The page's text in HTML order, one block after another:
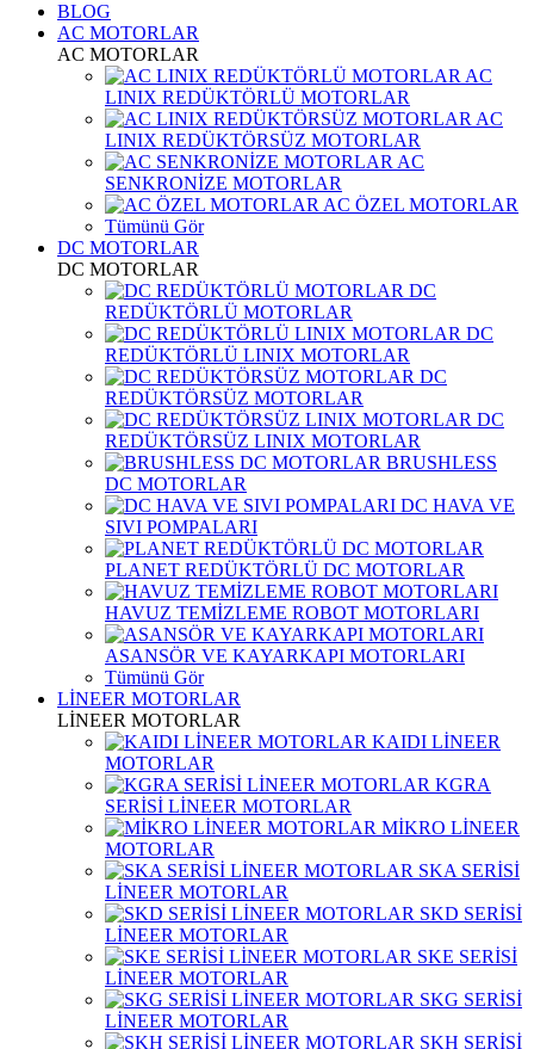
BLOG
AC MOTORLAR
AC MOTORLAR
AC
LINIX REDÜKTÖRLÜ MOTORLAR
AC
LINIX REDÜKTÖRSÜZ MOTORLAR
AC
SENKRONİZE MOTORLAR
AC ÖZEL MOTORLAR
Tümünü Gör
DC MOTORLAR
DC MOTORLAR
DC
REDÜKTÖRLÜ MOTORLAR
DC
REDÜKTÖRLÜ LINIX MOTORLAR
DC
REDÜKTÖRSÜZ MOTORLAR
DC
REDÜKTÖRSÜZ LINIX MOTORLAR
BRUSHLESS
DC MOTORLAR
DC HAVA VE
SIVI POMPALARI
PLANET REDÜKTÖRLÜ DC MOTORLAR
HAVUZ TEMİZLEME ROBOT MOTORLARI
ASANSÖR VE KAYARKAPI MOTORLARI
Tümünü Gör
LİNEER MOTORLAR
LİNEER MOTORLAR
KAIDI LİNEER
MOTORLAR
KGRA
SERİSİ LİNEER MOTORLAR
MİKRO LİNEER
MOTORLAR
SKA SERİSİ
LİNEER MOTORLAR
SKD SERİSİ
LİNEER MOTORLAR
SKE SERİSİ
LİNEER MOTORLAR
SKG SERİSİ
LİNEER MOTORLAR
SKH SERİSİ